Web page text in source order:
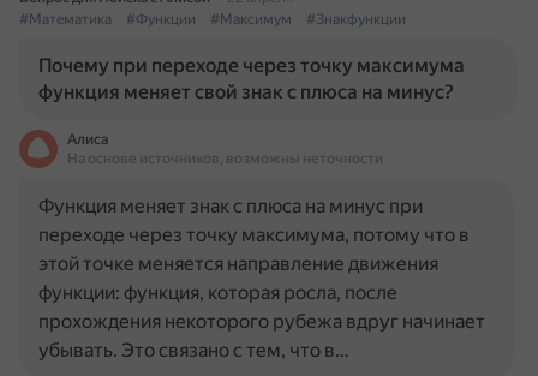
#Математика
#Функции #Максимум #Знакфункции
Почему при переходе через точку максимума
функция меняет свой знак с плюса на минус?
Алиса
На основе источников, возможны неточности
Функция меняет знак с плюса на минус при
переходе через точку максимума, потому что в
этой точке меняется направление движения
функции: функция, которая росла, после
прохождения некоторого рубежа вдруг начинает
убывать. Это связано с тем, что в…